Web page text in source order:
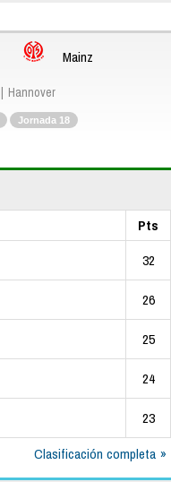
Mainz
Hannover
Jornada 18
Pts
32
26
25
24
23
Clasificación completa